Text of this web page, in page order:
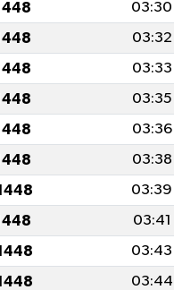
03:30
03:32
03:33
03:35
03:36
03:38
03:39
03:41
03:43
03:44